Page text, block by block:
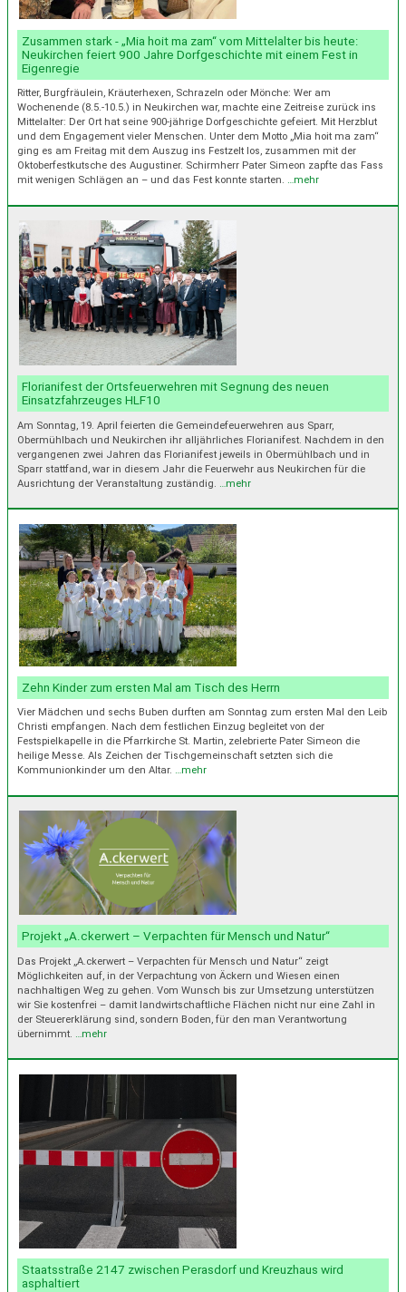
Zusammen stark - „Mia hoit ma zam“ vom Mittelalter bis heute:
Neukirchen feiert 900 Jahre Dorfgeschichte mit einem Fest in
Eigenregie
Ritter, Burgfräulein, Kräuterhexen, Schrazeln oder Mönche: Wer am
Wochenende (8.5.-10.5.) in Neukirchen war, machte eine Zeitreise zurück ins
Mittelalter: Der Ort hat seine 900-jährige Dorfgeschichte gefeiert. Mit Herzblut
und dem Engagement vieler Menschen. Unter dem Motto „Mia hoit ma zam“
ging es am Freitag mit dem Auszug ins Festzelt los, zusammen mit der
Oktoberfestkutsche des Augustiner. Schirmherr Pater Simeon zapfte das Fass
mit wenigen Schlägen an – und das Fest konnte starten. …mehr
Florianifest der Ortsfeuerwehren mit Segnung des neuen
Einsatzfahrzeuges HLF10
Am Sonntag, 19. April feierten die Gemeindefeuerwehren aus Sparr,
Obermühlbach und Neukirchen ihr alljährliches Florianifest. Nachdem in den
vergangenen zwei Jahren das Florianifest jeweils in Obermühlbach und in
Sparr stattfand, war in diesem Jahr die Feuerwehr aus Neukirchen für die
Ausrichtung der Veranstaltung zuständig.
…mehr
Zehn Kinder zum ersten Mal am Tisch des Herrn
Vier Mädchen und sechs Buben durften am Sonntag zum ersten Mal den Leib
Christi empfangen. Nach dem festlichen Einzug begleitet von der
Festspielkapelle in die Pfarrkirche St. Martin, zelebrierte Pater Simeon die
heilige Messe. Als Zeichen der Tischgemeinschaft setzten sich die
Kommunionkinder um den Altar. …mehr
Projekt „A.ckerwert – Verpachten für Mensch und Natur“
Das Projekt „A.ckerwert – Verpachten für Mensch und Natur“ zeigt
Möglichkeiten auf, in der Verpachtung von Äckern und Wiesen einen
nachhaltigen Weg zu gehen. Vom Wunsch bis zur Umsetzung unterstützen
wir Sie kostenfrei – damit landwirtschaftliche Flächen nicht nur eine Zahl in
der Steuererklärung sind, sondern Boden, für den man Verantwortung
übernimmt. …mehr
Staatsstraße 2147 zwischen Perasdorf und Kreuzhaus wird
asphaltiert